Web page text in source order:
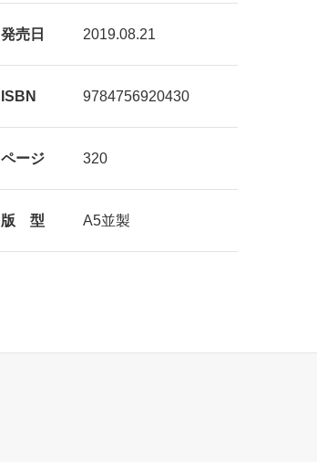
発売日 2019.08.21
ISBN 9784756920430
ページ 320
版 型 A5並製